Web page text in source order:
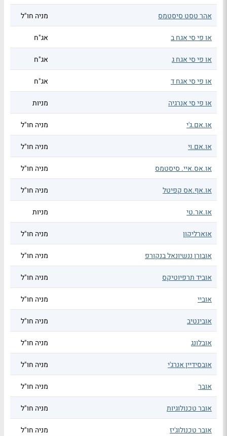
אהר טסט סיסטמס מניה חו"ל
או פי סי אגח ב אג"ח
או פי סי אגח ג אג"ח
או פי סי אגח ד אג"ח
או פי סי אנרגיה מניות
או.אם.ג'י מניה חו"ל
או.אם.וי מניה חו"ל
או.אס.איי. סיסטמס מניה חו"ל
או.אף.אס קפיטל מניה חו"ל
או.אר.טי מניות
אוארליקון מניה חו"ל
אובורן ננשיונאל בנקורפ מניה חו"ל
אוביד תרפיוטיקס מניה חו"ל
אוביי מניה חו"ל
אובינטיב מניה חו"ל
אובלונג מניה חו"ל
אובסידיין אנרג'י מניה חו"ל
אובר מניה חו"ל
אובר טכנולוגיות מניה חו"ל
אובר טכנולוג'יז מניה חו"ל